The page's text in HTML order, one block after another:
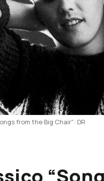
from the Big Chair": DR